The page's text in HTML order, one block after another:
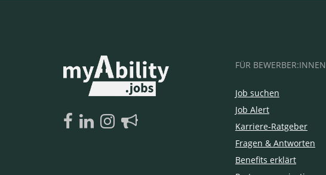
FÜR BEWERBER:INNEN
Job suchen
Job Alert
Karriere-Ratgeber
Fragen & Antworten
Benefits erklärt